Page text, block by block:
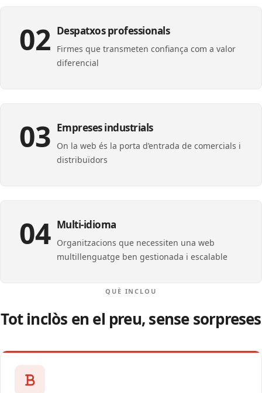
02 Despatxos professionals
Firmes que transmeten confiança com a valor
diferencial
03 Empreses industrials
On la web és la porta d’entrada de comercials i
distribuïdors
04 Multi-idioma
Organitzacions que necessiten una web
multillenguatge ben gestionada i escalable
QUÈ INCLOU
Tot inclòs en el preu, sense sorpreses